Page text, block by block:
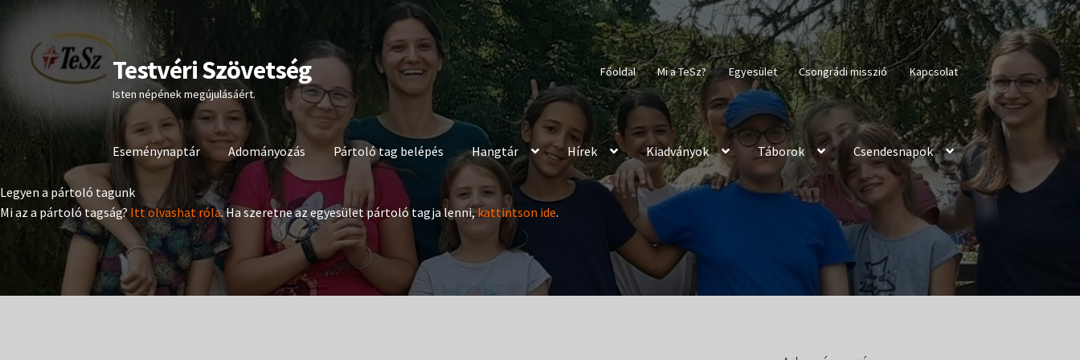
Ugrás
a
navigációhoz
Kilépés
a
tartalomba
Testvéri Szövetség
Isten népének megújulásáért.
Főoldal Mi a TeSz? Egyesület Csongrádi misszió Kapcsolat
Eseménynaptár Adományozás Pártoló tag belépés Hangtár Hírek Kiadványok Táborok Csendesnapok
Legyen a pártoló tagunk
Mi az a pártoló tagság? Itt olvashat róla. Ha szeretne az egyesület pártoló tagja lenni,kattintson ide.